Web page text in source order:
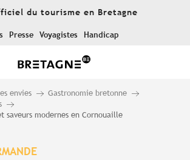
du tourisme en Bretagne
Presse Voyagistes Handicap
envies
Gastronomie bretonne
saveurs modernes en Cornouaille